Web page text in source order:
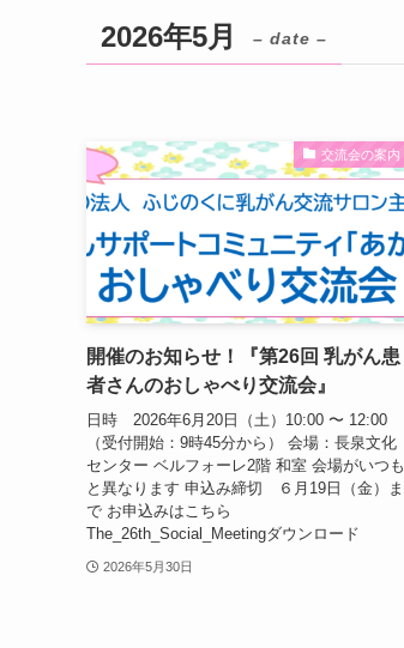
2026年5月 – date –
交流会の案内
開催のお知らせ！『第26回 乳がん患
者さんのおしゃべり交流会』
日時 2026年6月20日（土）10:00 〜 12:00
（受付開始：9時45分から） 会場：長泉文化
センター ベルフォーレ2階 和室 会場がいつも
と異なります 申込み締切 ６月19日（金）ま
で お申込みはこちら
The_26th_Social_Meetingダウンロード
2026年5月30日